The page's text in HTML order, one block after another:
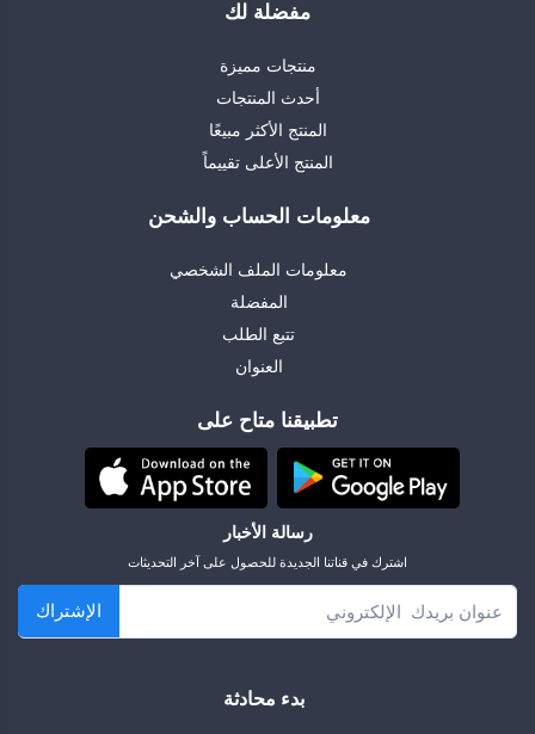
مفضلة لك
منتجات مميزة
أحدث المنتجات
المنتج الأكثر مبيعًا
المنتج الأعلى تقييماً
معلومات الحساب والشحن
معلومات الملف الشخصي
المفضلة
تتبع الطلب
العنوان
تطبيقنا متاح على
رسالة الأخبار
اشترك في قناتنا الجديدة للحصول على آخر التحديثات
الإشتراك
بدء محادثة